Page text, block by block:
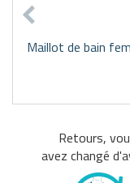
Maillot de bain
Retours,
avez changé